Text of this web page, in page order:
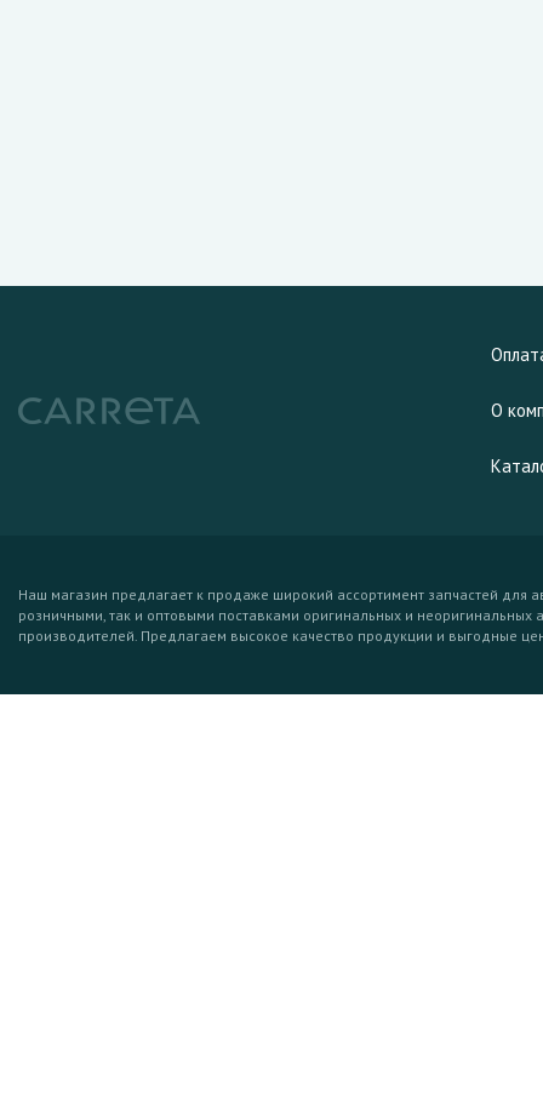
О
Наш магазин предлагает к продаже широкий ассортимент запчастей для
розничными, так и оптовыми поставками оригинальных и неоригинальных
производителей. Предлагаем высокое качество продукции и выгодные